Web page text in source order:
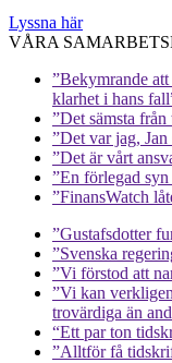
Lyssna här
VÅRA
”Bekymrande
klarhet i hans
”Det sämsta
”Det var jag,
”Det är vårt
”En förlegad
”FinansWatch
”Gustafsdotter
”Svenska
”Vi förstod att
”Vi kan
trovärdiga än
“Ett par ton
”Alltför få